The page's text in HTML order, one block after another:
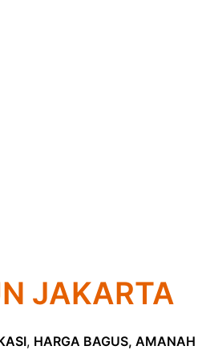
JAKARTA
, HARGA BAGUS, AMANAH